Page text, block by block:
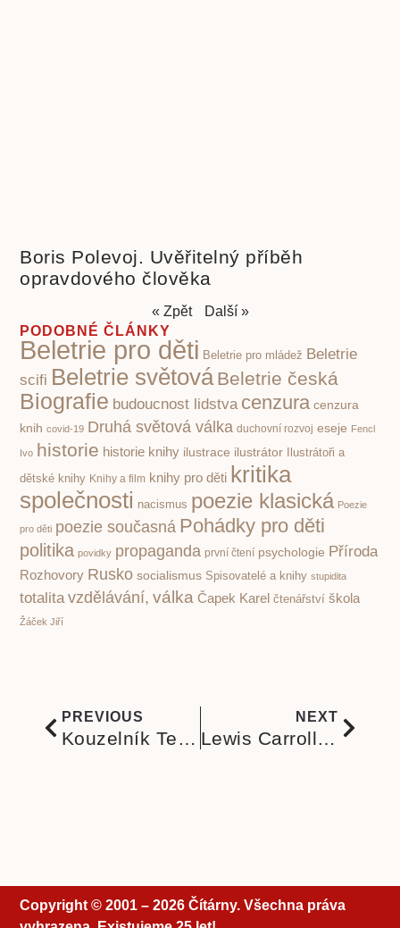
Boris Polevoj. Uvěřitelný příběh
opravdového člověka
« Zpět
Další »
PODOBNÉ ČLÁNKY
Beletrie pro děti Beletrie pro mládež Beletrie
scifi Beletrie světováBeletrie česká
Biografie budoucnost lidstva cenzura cenzura
knih covid-19 Druhá světová válka duchovní rozvoj eseje Fencl
Ivo historie historie knihy ilustrace ilustrátor
Ilustrátoři a
dětské knihy Knihy a film knihy pro děti kritika
společnosti nacismus poezie klasická Poezie
pro děti poezie současná Pohádky pro děti
politika povidky propaganda první čtení psychologie Příroda
Rozhovory Rusko socialismus Spisovatelé a knihy stupidita
totalita vzdělávání, válka Čapek Karel čtenářství škola
Žáček Jiří
PREVIOUS
Kouzelník Terry Pratchett a fascinující Zeměplocha na hřbetu vesmírné želvy s vynikajícím překladem Jana Kantůrka
NEXT
Lewis Carroll. Jak Alenka v kraji divů vystoupila z klece své omezenosti v ilustracích Markéty Prachatické
Copyright © 2001 – 2026 Čítárny. Všechna práva